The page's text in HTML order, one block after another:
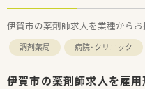
伊賀市の薬剤師求人を業種からお
調剤薬局 病院・クリニック
伊賀市の薬剤師求人を雇